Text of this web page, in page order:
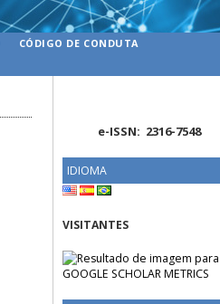
e-ISSN: 2316-7548
IDIOMA
VISITANTES
CÓDIGO DE CONDUTA